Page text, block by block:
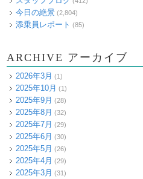
今日の絶景 (2,804)
添乗員レポート (85)
ARCHIVE アーカイブ
2026年3月 (1)
2025年10月 (1)
2025年9月 (28)
2025年8月 (32)
2025年7月 (29)
2025年6月 (30)
2025年5月 (26)
2025年4月 (29)
2025年3月 (31)